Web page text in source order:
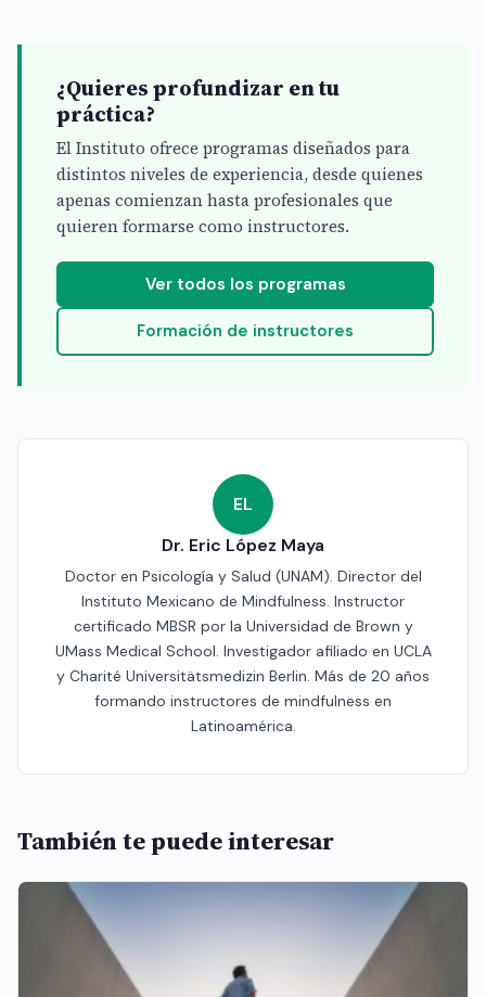
¿Quieres profundizar en tu
práctica?
El Instituto ofrece programas diseñados para
distintos niveles de experiencia, desde quienes
apenas comienzan hasta profesionales que
quieren formarse como instructores.
Ver todos los programas
Formación de instructores
EL
Dr. Eric López Maya
Doctor en Psicología y Salud (UNAM). Director del
Instituto Mexicano de Mindfulness. Instructor
certificado MBSR por la Universidad de Brown y
UMass Medical School. Investigador afiliado en UCLA
y Charité Universitätsmedizin Berlin. Más de 20 años
formando instructores de mindfulness en
Latinoamérica.
También te puede interesar